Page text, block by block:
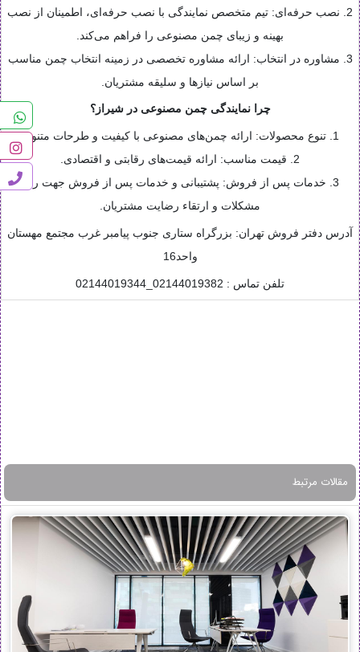
2. نصب حرفه‌ای: تیم متخصص نمایندگی با نصب حرفه‌ای، اطمینان از نصب
بهینه و زیبای چمن مصنوعی را فراهم می‌کند.
3. مشاوره در انتخاب: ارائه مشاوره تخصصی در زمینه انتخاب چمن مناسب
بر اساس نیازها و سلیقه مشتریان.
چرا نمایندگی چمن مصنوعی در شیراز؟
1. تنوع محصولات: ارائه چمن‌های مصنوعی با کیفیت و طرحات متنوع.
2. قیمت مناسب: ارائه قیمت‌های رقابتی و اقتصادی.
3. خدمات پس از فروش: پشتیبانی و خدمات پس از فروش جهت رفع
مشکلات و ارتقاء رضایت مشتریان.
آدرس دفتر فروش تهران: بزرگراه ستاری جنوب پیامبر غرب مجتمع مهستان
واحد16
تلفن تماس : 02144019382_02144019344
مقالات مرتبط